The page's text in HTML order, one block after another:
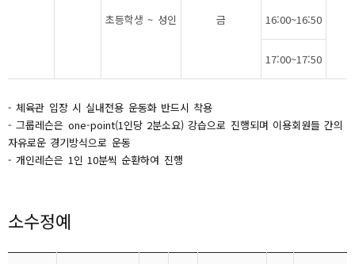
초등학생 ~ 성인 금 16:00~16:50
17:00~17:50
- 체육관 입장 시 실내전용 운동화 반드시 착용
- 그룹레슨은 one-point(1인당 2분소요) 강습으로 진행되며 이용회원들 간의
자유로운 경기방식으로 운동
- 개인레슨은 1인 10분씩 순환하여 진행
소수정예